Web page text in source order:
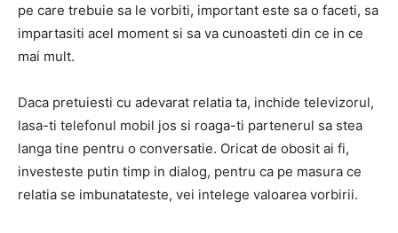
pe care trebuie sa le vorbiti, important este sa o faceti, sa
impartasiti acel moment si sa va cunoasteti din ce in ce
mai mult.
Daca pretuiesti cu adevarat relatia ta, inchide televizorul,
lasa-ti telefonul mobil jos si roaga-ti partenerul sa stea
langa tine pentru o conversatie. Oricat de obosit ai fi,
investeste putin timp in dialog, pentru ca pe masura ce
relatia se imbunatateste, vei intelege valoarea vorbirii.